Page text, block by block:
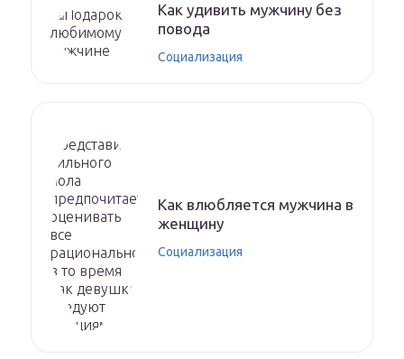
Как удивить мужчину без
повода
Социализация
Как влюбляется мужчина в
женщину
Социализация